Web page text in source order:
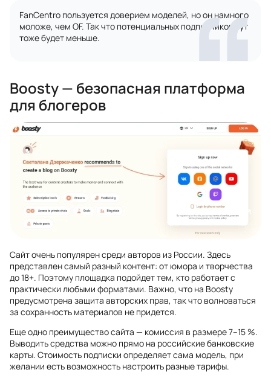
FanCentro пользуется доверием моделей, но он намного
моложе, чем OF. Так что потенциальных подписчиков тут
тоже будет меньше.
Boosty — безопасная платформа
для блогеров
Сайт очень популярен среди авторов из России. Здесь
представлен самый разный контент: от юмора и творчества
до 18+. Поэтому площадка подойдет тем, кто работает с
практически любыми форматами. Важно, что на Boosty
предусмотрена защита авторских прав, так что волноваться
за сохранность материалов не придется.
Еще одно преимущество сайта — комиссия в размере 7–15 %.
Выводить средства можно прямо на российские банковские
карты. Стоимость подписки определяет сама модель, при
желании есть возможность настроить разные тарифы.